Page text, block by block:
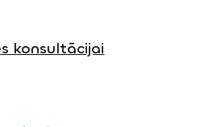
konsultācijai